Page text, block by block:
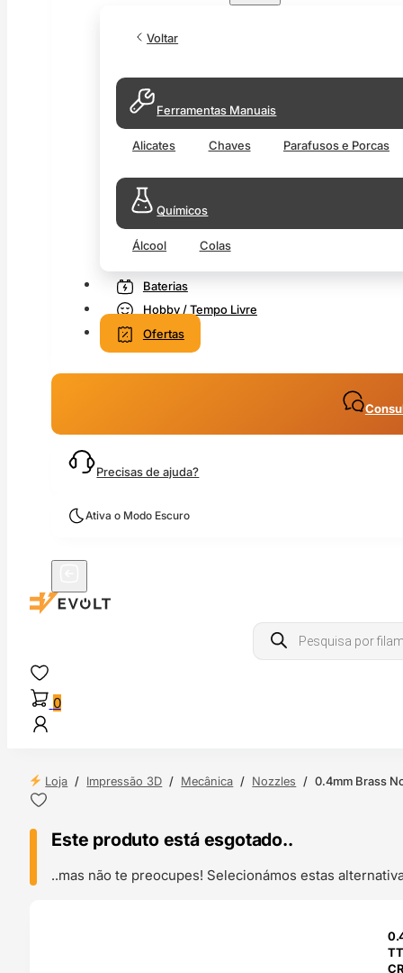
Voltar
Ferramentas Manuais
Alicates Chaves Parafusos e Porcas
Químicos
Álcool Colas
Baterias
Hobby / Tempo Livre
Ofertas
Precisas de ajuda?
Ativa o Modo Escuro
Products
search
0
Loja / Impressão 3D / Mecânica / Nozzles / 0.4mm Brass
Este produto está esgotado..
..mas não te preocupes! Selecionámos estas